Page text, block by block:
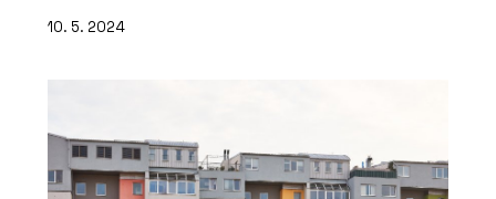
10. 5. 2024